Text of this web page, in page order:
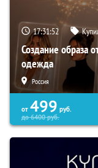
17:31:51
Создание образа
одежда
Россия
от 499 руб.
до6400руб.